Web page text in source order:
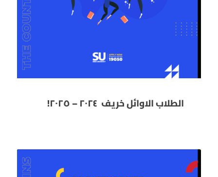
الطلاب الاوائل خريف ٢٠٢٤ – ٢٠٢٥!